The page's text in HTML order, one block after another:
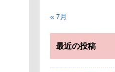
« 7月
最近の投稿